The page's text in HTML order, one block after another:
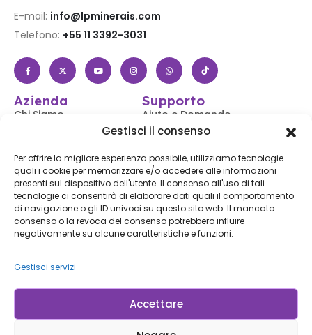
Gestisci il consenso
Per offrire la migliore esperienza possibile, utilizziamo tecnologie
quali i cookie per memorizzare e/o accedere alle informazioni
presenti sul dispositivo dell'utente. Il consenso all'uso di tali
tecnologie ci consentirà di elaborare dati quali il comportamento
di navigazione o gli ID univoci su questo sito web. Il mancato
consenso o la revoca del consenso potrebbero influire
negativamente su alcune caratteristiche e funzioni.
Gestisci servizi
Accettare
E-mail: info@lpminerais.com
Telefono: +55 11 3392-3031
Azienda
Chi Siamo
Contattaci
Blog
Supporto
Aiuto e Domande
Frequenti
Segui il Tuo Ordine
Spedizioni e Resi
Accessibilità
Iscriviti alla Nostra Newsletter
Informativa sulla privacy.